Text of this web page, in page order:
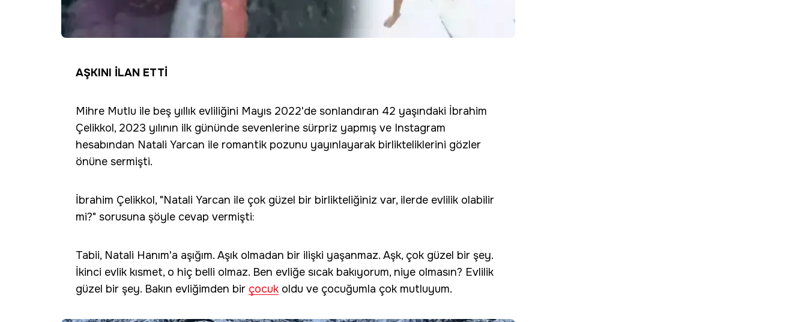
AŞKINI İLAN ETTİ
Mihre Mutlu ile beş yıllık evliliğini Mayıs 2022'de sonlandıran 42 yaşındaki İbrahim
Çelikkol, 2023 yılının ilk gününde sevenlerine sürpriz yapmış ve Instagram
hesabından Natali Yarcan ile romantik pozunu yayınlayarak birlikteliklerini gözler
önüne sermişti.
İbrahim Çelikkol, "Natali Yarcan ile çok güzel bir birlikteliğiniz var, ilerde evlilik olabilir
mi?" sorusuna şöyle cevap vermişti:
Tabii, Natali Hanım'a aşığım. Aşık olmadan bir ilişki yaşanmaz. Aşk, çok güzel bir şey.
İkinci evlik kısmet, o hiç belli olmaz. Ben evliğe sıcak bakıyorum, niye olmasın? Evlilik
güzel bir şey. Bakın evliğimden bir çocuk oldu ve çocuğumla çok mutluyum.